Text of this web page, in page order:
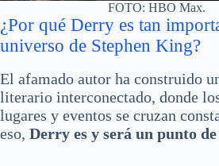
FOTO: HBO Max.
¿Por qué Derry es tan
universo de Stephen King?
El afamado autor ha construido
literario interconectado, donde
lugares y eventos se cruzan
eso, Derry es y será un punto